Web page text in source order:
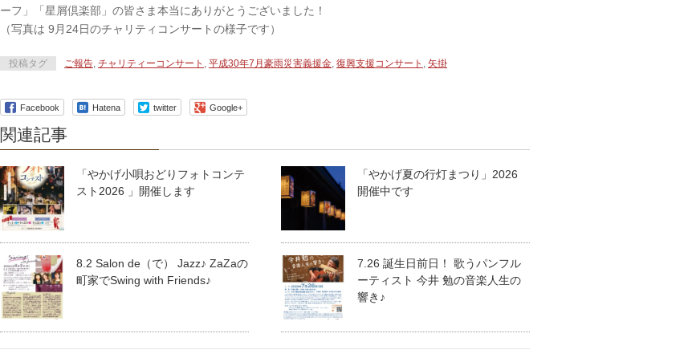
ーフ」「星屑倶楽部」の皆さま本当にありがとうございました！
（写真は 9月24日のチャリティコンサートの様子です）
投稿タグ ご報告, チャリティーコンサート , 平成30年7月豪雨災害義援金, 復興支援コンサート , 矢掛
Facebook Hatena twitter Google+
関連記事
「やかげ小唄おどりフォトコンテ
スト2026 」開催します
「やかげ夏の行灯まつり」2026
開催中です
8.2 Salon de（で） Jazz♪ ZaZaの
町家でSwing with Friends♪
7.26 誕生日前日！ 歌うパンフル
ーティスト 今井 勉の音楽人生の
響き♪